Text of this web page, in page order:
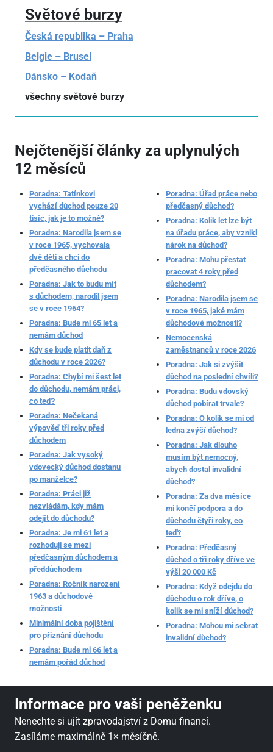
Světové burzy
Česká republika – Praha
Belgie – Brusel
Dánsko – Kodaň
všechny světové burzy
Nejčtenější články za uplynulých
12 měsíců
Poradna: Tatínkovi
vychází důchod pouze 20
tisíc, jak je to možné?
Poradna: Narodila jsem se
v roce 1965, vychovala
dvě děti a chci do
předčasného důchodu
Poradna: Jak to budu mít
s důchodem, narodil jsem
se v roce 1964?
Poradna: Bude mi 65 let a
nemám důchod
Kdy se bude platit daň z
důchodu v roce 2026?
Poradna: Chybí mi šest let
do důchodu, nemám práci,
co teď?
Poradna: Nečekaná
výpověď tři roky před
důchodem
Poradna: Jak vysoký
vdovecký důchod dostanu
po manželce?
Poradna: Práci již
nezvládám, kdy mám
odejít do důchodu?
Poradna: Je mi 61 let a
rozhoduji se mezi
předčasným důchodem a
předdůchodem
Poradna: Ročník narození
1963 a důchodové
možnosti
Minimální doba pojištění
pro přiznání důchodu
Poradna: Bude mi 66 let a
nemám pořád důchod
Poradna: Úřad práce nebo
předčasný důchod?
Poradna: Kolik let lze být
na úřadu práce, aby vznikl
nárok na důchod?
Poradna: Mohu přestat
pracovat 4 roky před
důchodem?
Poradna: Narodila jsem se
v roce 1965, jaké mám
důchodové možnosti?
Nemocenská
zaměstnanců v roce 2026
Poradna: Jak si zvýšit
důchod na poslední chvíli?
Poradna: Budu vdovský
důchod pobírat trvale?
Poradna: O kolik se mi od
ledna zvýší důchod?
Poradna: Jak dlouho
musím být nemocný,
abych dostal invalidní
důchod?
Poradna: Za dva měsíce
mi končí podpora a do
důchodu čtyři roky, co
teď?
Poradna: Předčasný
důchod o tři roky dříve ve
výši 20 000 Kč
Poradna: Když odejdu do
důchodu o rok dříve, o
kolik se mi sníží důchod?
Poradna: Mohou mi sebrat
invalidní důchod?
Informace pro vaši peněženku
Nenechte si ujít zpravodajství z Domu financí.
Zasíláme maximálně 1× měsíčně.